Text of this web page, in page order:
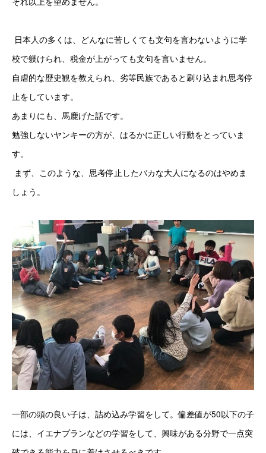
日本人の多くは、どんなに苦しくても文句を言わないように学
校で躾けられ、税金が上がっても文句を言いません。
自虐的な歴史観を教えられ、劣等民族であると刷り込まれ思考停
止をしています。
あまりにも、馬鹿げた話です。
勉強しないヤンキーの方が、はるかに正しい行動をとっていま
す。
まず、このような、思考停止したバカな大人になるのはやめま
しょう。
一部の頭の良い子は、詰め込み学習をして。偏差値が50以下の子
には、イエナプランなどの学習をして、興味がある分野で一点突